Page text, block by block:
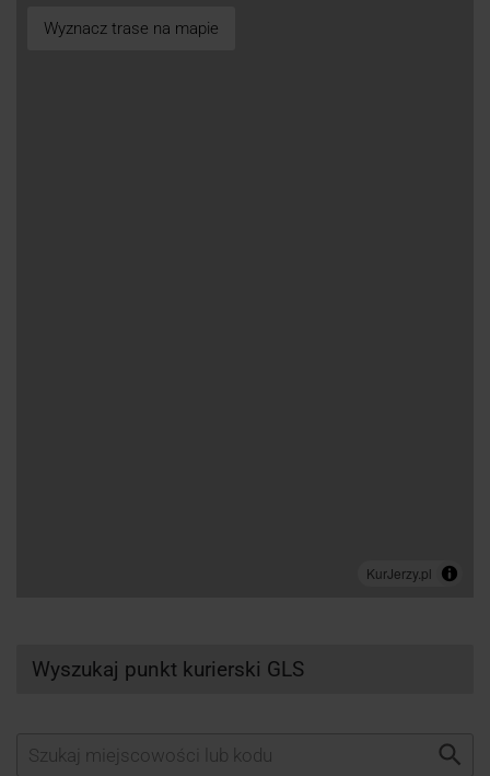
Wyznacz trase na mapie
Wyszukaj punkt kurierski GLS